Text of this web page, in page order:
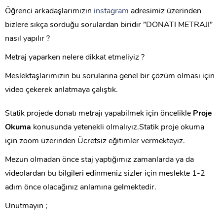
Öğrenci arkadaşlarımızın instagram adresimiz üzerinden
bizlere sıkça sorduğu sorulardan biridir ”DONATI METRAJI”
nasıl yapılır ?
Metraj yaparken nelere dikkat etmeliyiz ?
Meslektaşlarımızın bu sorularına genel bir çözüm olması için
video çekerek anlatmaya çalıştık.
Statik projede donatı metrajı yapabilmek için öncelikle Proje
Okuma konusunda yetenekli olmalıyız.Statik proje okuma
için zoom üzerinden Ücretsiz eğitimler vermekteyiz.
Mezun olmadan önce staj yaptığımız zamanlarda ya da
videolardan bu bilgileri edinmeniz sizler için meslekte 1-2
adım önce olacağınız anlamına gelmektedir.
Unutmayın ;